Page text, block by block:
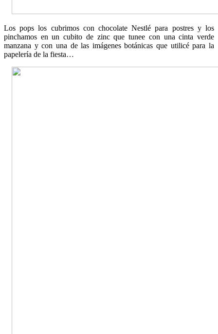
Los pops los cubrimos con chocolate Nestlé para postres y los
pinchamos en un cubito de zinc que tunee con una cinta verde
manzana y con una de las imágenes botánicas que utilicé para la
papelería de la fiesta…